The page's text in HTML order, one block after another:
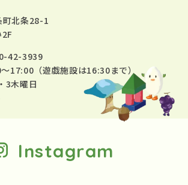
町北条28-1
42-3939
17:00（遊戯施設は16:30まで）
3木曜日
Instagram